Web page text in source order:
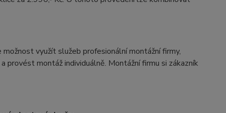
využít služeb profesionální montážní firmy,
provést montáž individuálně. Montážní firmu si zákazník